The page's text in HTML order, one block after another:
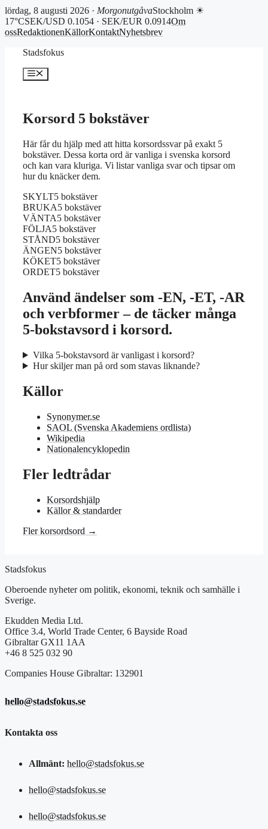
lördag, 8 augusti 2026 · MorgonutgåvaStockholm ☀
17°CSEK/USD 0.1054 · SEK/EUR 0.0914Om
ossRedaktionenKällorKontaktNyhetsbrev
Stadsfokus
Meny
Korsord 5 bokstäver
Här får du hjälp med att hitta korsordssvar på exakt 5
bokstäver. Dessa korta ord är vanliga i svenska korsord
och kan vara kluriga. Vi listar vanliga svar och tipsar om
hur du knäcker dem.
SKYLT5 bokstäver
BRUKA5 bokstäver
VÄNTA5 bokstäver
FÖLJA5 bokstäver
STÅND5 bokstäver
ÄNGEN5 bokstäver
KÖKET5 bokstäver
ORDET5 bokstäver
Använd ändelser som -EN, -ET, -AR
och verbformer – de täcker många
5-bokstavsord i korsord.
Vilka 5-bokstavsord är vanligast i korsord?
Hur skiljer man på ord som stavas liknande?
Källor
Synonymer.se
SAOL (Svenska Akademiens ordlista)
Wikipedia
Nationalencyklopedin
Fler ledtrådar
Korsordshjälp
Källor & standarder
Fler korsordsord →
Stadsfokus
Oberoende nyheter om politik, ekonomi, teknik och samhälle i
Sverige.
Ekudden Media Ltd.
Office 3.4, World Trade Center, 6 Bayside Road
Gibraltar GX11 1AA
+46 8 525 032 90
Companies House Gibraltar: 132901
hello@stadsfokus.se
Kontakta oss
Allmänt: hello@stadsfokus.se
hello@stadsfokus.se
hello@stadsfokus.se